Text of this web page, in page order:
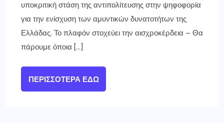
υποκριτική στάση της αντιπολίτευσης στην ψηφοφορία
για την ενίσχυση των αμυντικών δυνατοτήτων της
Ελλάδας. Το πλαφόν στοχεύει την αισχροκέρδεια – Θα
πάρουμε όποια […]
ΠΕΡΙΣΣΌΤΕΡΑ ΕΔΏ